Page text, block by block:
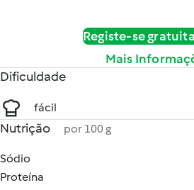
Registe-se
Mais
Dificuldade
fácil
Nutrição por 100 g
Sódio
Proteína